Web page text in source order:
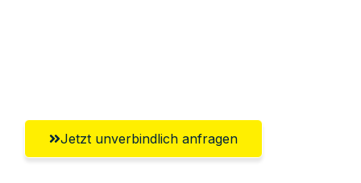
Jetzt unverbindlich anfragen